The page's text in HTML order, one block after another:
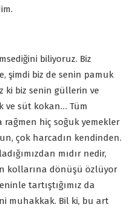
biliyoruz. Biz
şimdi biz de senin pamuk
ki biz senin güllerin ve
ve süt kokan… Tüm
hiç soğuk yemekler
çok harcadın kendinden.
mıdır nedir,
kollarına dönüşü özlüyor
tartıştığımız da
muhakkak. Bil ki, bu art